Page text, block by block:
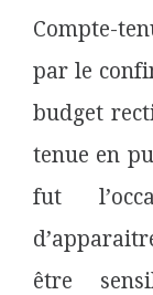
Compte-
par le
budget
tenue en
fut
être